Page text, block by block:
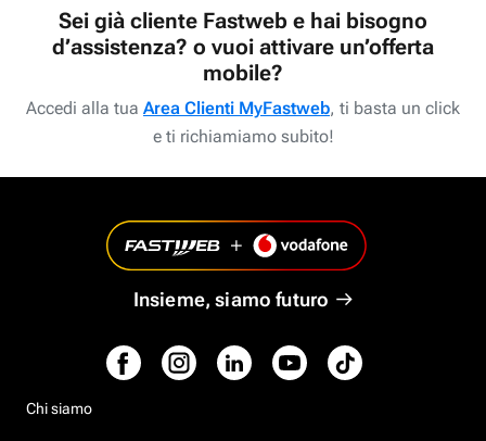
Sei già cliente Fastweb e hai bisogno
d’assistenza? o vuoi attivare un’offerta
mobile?
Accedi alla tua Area Clienti MyFastweb, ti basta un click
e ti richiamiamo subito!
Insieme, siamo futuro
Chi siamo